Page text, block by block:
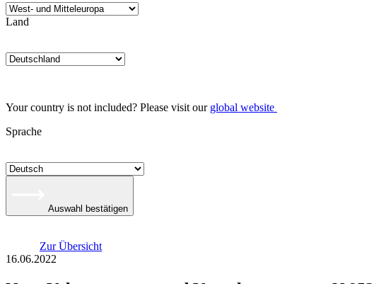
Land
Your country is not included? Please visit our global website
Sprache
Auswahl bestätigen
Zur Übersicht
16.06.2022